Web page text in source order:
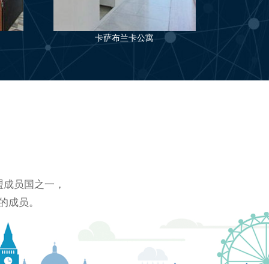
卡萨布兰卡公寓
员国之一，
成员。